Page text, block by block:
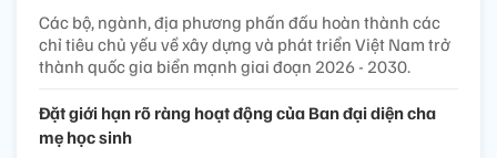
Các bộ, ngành, địa phương phấn đấu hoàn thành các
chỉ tiêu chủ yếu về xây dựng và phát triển Việt Nam trở
thành quốc gia biển mạnh giai đoạn 2026 - 2030.
Đặt giới hạn rõ ràng hoạt động của Ban đại diện cha
mẹ học sinh